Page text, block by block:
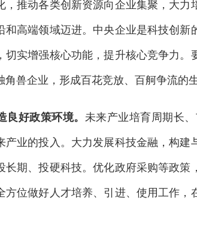
，推动各类创新资源向企业集聚，大
和高端领域迈进。中央企业是科技创
切实增强核心功能，提升核心竞争力
角兽企业，形成百花竞放、百舸争流的
良好政策环境。 未来产业培育周期长
产业的投入。大力发展科技金融，构
长期、投硬科技。优化政府采购等政
方位做好人才培养、引进、使用工作